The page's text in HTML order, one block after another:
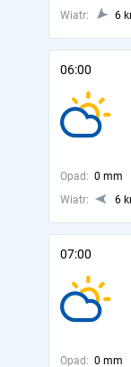
Wiatr:
6
06:00
Opad: 0 mm
Wiatr:
6
07:00
Opad: 0 mm